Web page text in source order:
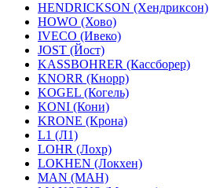
HENDRICKSON (Хендриксон)
HOWO (Хово)
IVECO (Ивеко)
JOST (Йост)
KASSBOHRER (Касcборер)
KNORR (Кнорр)
KOGEL (Когель)
KONI (Кони)
KRONE (Крона)
L1 (Л1)
LOHR (Лохр)
LOKHEN (Локхен)
MAN (МАН)